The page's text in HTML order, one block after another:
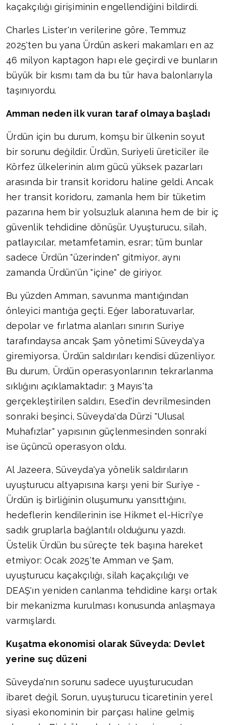
kaçakçılığı girişiminin engellendiğini bildirdi.
Charles Lister'ın verilerine göre, Temmuz
2025'ten bu yana Ürdün askeri makamları en az
46 milyon kaptagon hapı ele geçirdi ve bunların
büyük bir kısmı tam da bu tür hava balonlarıyla
taşınıyordu.
Amman neden ilk vuran taraf olmaya başladı
Ürdün için bu durum, komşu bir ülkenin soyut
bir sorunu değildir. Ürdün, Suriyeli üreticiler ile
Körfez ülkelerinin alım gücü yüksek pazarları
arasında bir transit koridoru haline geldi. Ancak
her transit koridoru, zamanla hem bir tüketim
pazarına hem bir yolsuzluk alanına hem de bir iç
güvenlik tehdidine dönüşür. Uyuşturucu, silah,
patlayıcılar, metamfetamin, esrar; tüm bunlar
sadece Ürdün "üzerinden" gitmiyor, aynı
zamanda Ürdün'ün "içine" de giriyor.
Bu yüzden Amman, savunma mantığından
önleyici mantığa geçti. Eğer laboratuvarlar,
depolar ve fırlatma alanları sınırın Suriye
tarafındaysa ancak Şam yönetimi Süveyda'ya
giremiyorsa, Ürdün saldırıları kendisi düzenliyor.
Bu durum, Ürdün operasyonlarının tekrarlanma
sıklığını açıklamaktadır: 3 Mayıs'ta
gerçekleştirilen saldırı, Esed'in devrilmesinden
sonraki beşinci, Süveyda'da Dürzi "Ulusal
Muhafızlar" yapısının güçlenmesinden sonraki
ise üçüncü operasyon oldu.
Al Jazeera, Süveyda'ya yönelik saldırıların
uyuşturucu altyapısına karşı yeni bir Suriye -
Ürdün iş birliğinin oluşumunu yansıttığını,
hedeflerin kendilerinin ise Hikmet el-Hicri'ye
sadık gruplarla bağlantılı olduğunu yazdı.
Üstelik Ürdün bu süreçte tek başına hareket
etmiyor: Ocak 2025'te Amman ve Şam,
uyuşturucu kaçakçılığı, silah kaçakçılığı ve
DEAŞ'ın yeniden canlanma tehdidine karşı ortak
bir mekanizma kurulması konusunda anlaşmaya
varmışlardı.
Kuşatma ekonomisi olarak Süveyda: Devlet
yerine suç düzeni
Süveyda'nın sorunu sadece uyuşturucudan
ibaret değil. Sorun, uyuşturucu ticaretinin yerel
siyasi ekonominin bir parçası haline gelmiş